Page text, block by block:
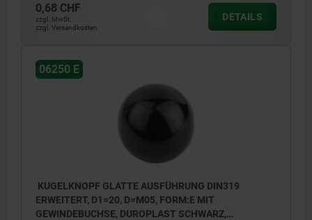
0,68 CHF
zzgl. MwSt.
zzgl. Versandkosten
DETAILS
06250 E
KUGELKNOPF GLATTE AUSFÜHRUNG DIN319
ERWEITERT, D1=20, D=M05, FORM:E MIT
GEWINDEBUCHSE, DUROPLAST SCHWARZ,